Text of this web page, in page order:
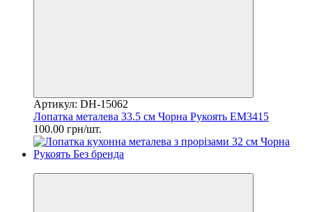
Артикул: DH-15062
Лопатка металева 33.5 см Чорна Рукоять EM3415
100.00 грн/шт.